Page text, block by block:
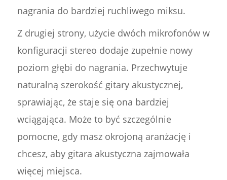
nagrania do bardziej ruchliwego miksu.
Z drugiej strony, użycie dwóch mikrofonów w
konfiguracji stereo dodaje zupełnie nowy
poziom głębi do nagrania. Przechwytuje
naturalną szerokość gitary akustycznej,
sprawiając, że staje się ona bardziej
wciągająca. Może to być szczególnie
pomocne, gdy masz okrojoną aranżację i
chcesz, aby gitara akustyczna zajmowała
więcej miejsca.